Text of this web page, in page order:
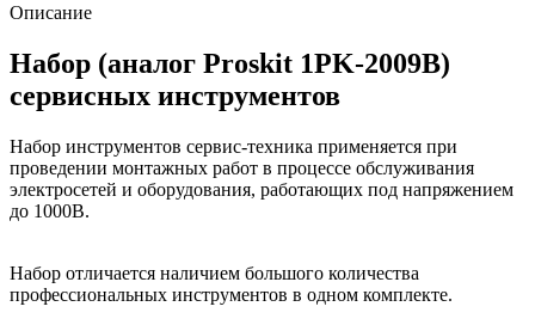
Описание
Набор (аналог Proskit 1PK-2009B)
сервисных инструментов
Набор инструментов сервис-техника применяется при
проведении монтажных работ в процессе обслуживания
электросетей и оборудования, работающих под напряжением
до 1000В.
Набор отличается наличием большого количества
профессиональных инструментов в одном комплекте.